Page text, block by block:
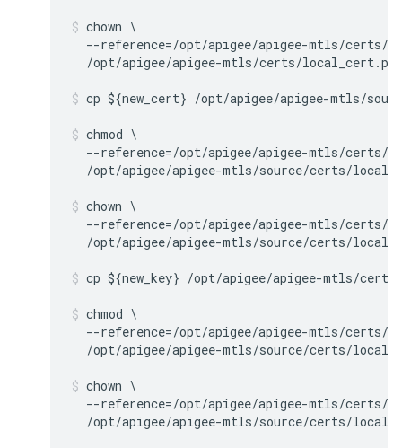
chown \
--reference=/opt/apigee/apigee-mtls/certs/
/opt/apigee/apigee-mtls/certs/
cp ${new_cert} /opt/apigee/apigee-mtls/
chmod \
--reference=/opt/apigee/apigee-mtls/certs/
/opt/apigee/apigee-mtls/source/certs/
chown \
--reference=/opt/apigee/apigee-mtls/certs/
/opt/apigee/apigee-mtls/source/certs/
cp ${new_key} /opt/apigee/apigee-mtls/
chmod \
--reference=/opt/apigee/apigee-mtls/certs/
/opt/apigee/apigee-mtls/source/certs/
chown \
--reference=/opt/apigee/apigee-mtls/certs/
/opt/apigee/apigee-mtls/source/certs/